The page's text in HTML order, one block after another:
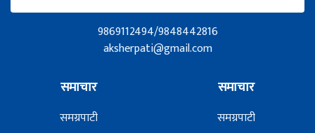
9869112494/9848442816
aksherpati@gmail.com
समाचार
समग्रपाटी
समाचार
समग्रपाटी